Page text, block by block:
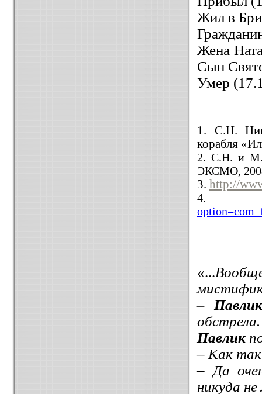
Жил в
Жена
Сын
Умер
1. С.Н.
корабля
2. С.Н. и
ЭКСМО,
3. http://
«...
– Павлик
обстрела.
Павлик
– Как
– Да
никуда